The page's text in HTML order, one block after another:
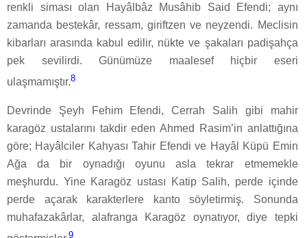
renkli siması olan Hayâlbâz Musâhib Said Efendi; aynı
zamanda bestekâr, ressam, giriftzen ve neyzendi. Meclisin
kibarları arasında kabul edilir, nükte ve şakaları padişahça
pek sevilirdi. Günümüze maalesef hiçbir eseri
ulaşmamıştır.8
Devrinde Şeyh Fehim Efendi, Cerrah Salih gibi mahir
karagöz ustalarını takdir eden Ahmed Rasim’in anlattığına
göre; Hayâlciler Kahyası Tahir Efendi ve Hayâl Küpü Emin
Ağa da bir oynadığı oyunu asla tekrar etmemekle
meşhurdu. Yine Karagöz ustası Katip Salih, perde içinde
perde açarak karakterlere kanto söyletirmiş. Sonunda
muhafazakârlar, alafranga Karagöz oynatıyor, diye tepki
9